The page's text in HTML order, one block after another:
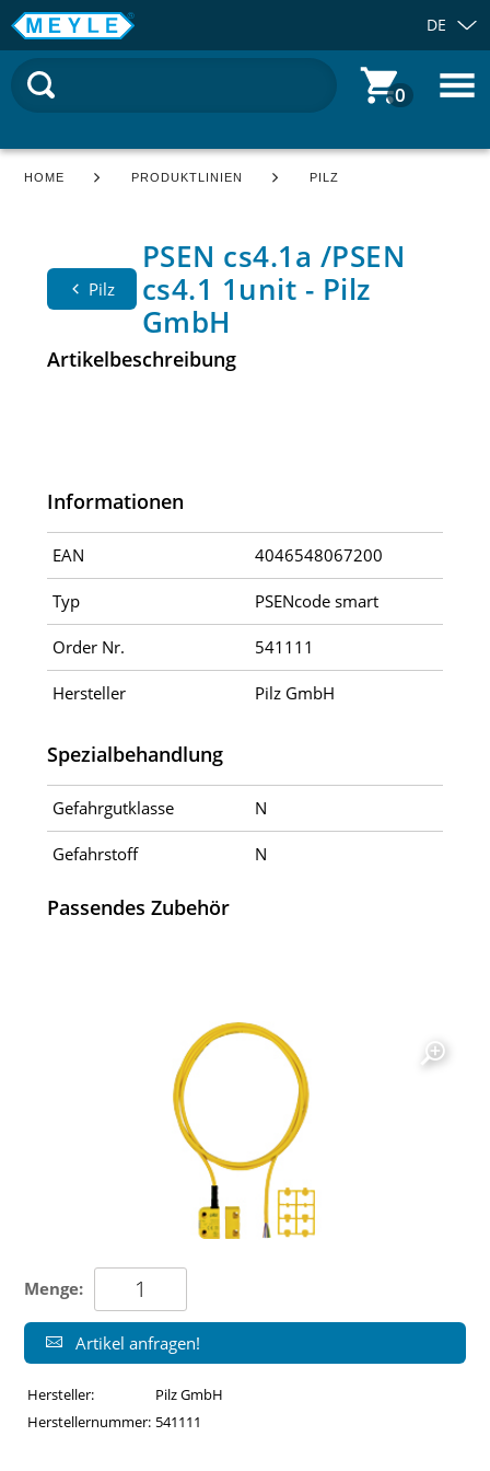
DE
0
HOME PRODUKTLINIEN PILZ
Pilz
PSEN cs4.1a /PSEN
cs4.1 1unit - Pilz
GmbH
Artikelbeschreibung
Informationen
EAN 4046548067200
Typ PSENcode smart
Order Nr. 541111
Hersteller Pilz GmbH
Spezialbehandlung
Gefahrgutklasse N
Gefahrstoff N
Passendes Zubehör
Menge:
Artikel anfragen!
Hersteller:
Pilz GmbH
Herstellernummer: 541111